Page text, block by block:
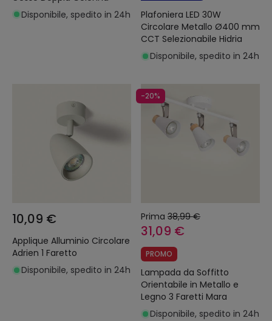
Disponibile, spedito in 24h
Plafoniera LED 30W
Circolare Metallo Ø400 mm
CCT Selezionabile Hidria
Disponibile, spedito in 24h
10,09 €
Applique Alluminio Circolare
Adrien 1 Faretto
Disponibile, spedito in 24h
-20%
Prima 38,99 €
31,09 €
PROMO
Lampada da Soffitto
Orientabile in Metallo e
Legno 3 Faretti Mara
Disponibile, spedito in 24h